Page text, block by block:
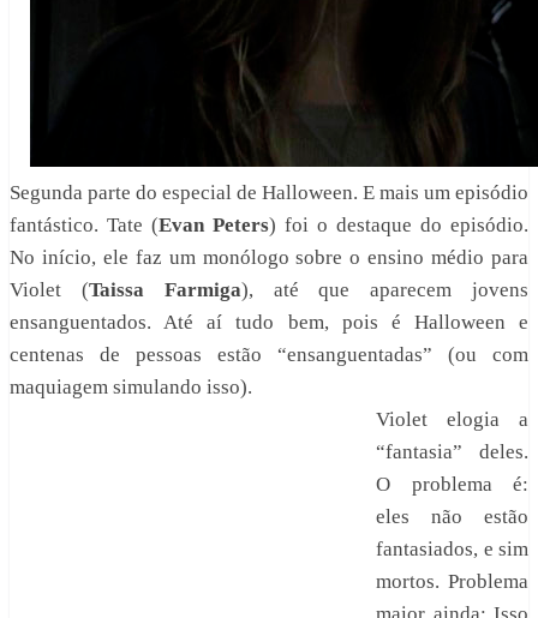
Segunda parte do especial de Halloween. E mais um episódio
fantástico. Tate (Evan Peters) foi o destaque do episódio.
No início, ele faz um monólogo sobre o ensino médio para
Violet (Taissa Farmiga), até que aparecem jovens
ensanguentados. Até aí tudo bem, pois é Halloween e
centenas de pessoas estão “ensanguentadas” (ou com
maquiagem simulando isso).
Violet elogia a
“fantasia” deles.
O problema é:
eles não estão
fantasiados, e sim
mortos. Problema